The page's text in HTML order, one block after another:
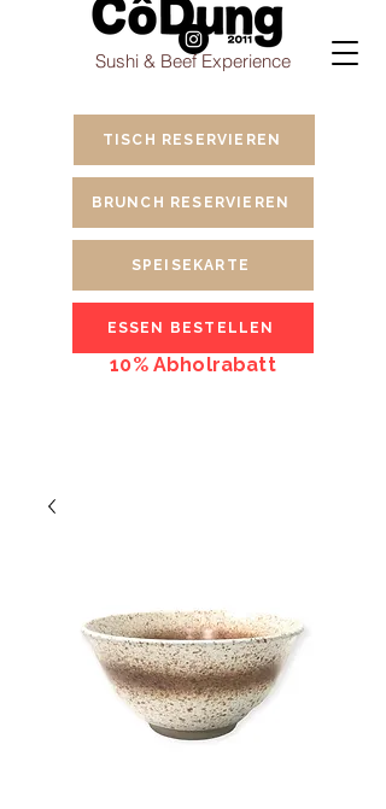
Sushi & Beef Experience
TISCH RESERVIEREN
BRUNCH RESERVIEREN
SPEISEKARTE
ESSEN BESTELLEN
10% Abholrabatt